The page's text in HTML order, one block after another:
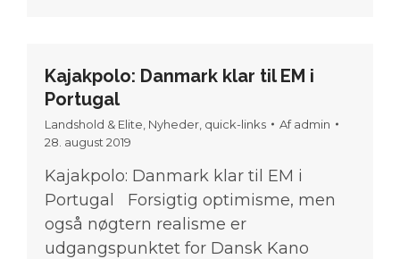
Kajakpolo: Danmark klar til EM i
Portugal
Landshold & Elite Nyheder quick-links Afadmin
28. august 2019
Kajakpolo: Danmark klar til EM i
Portugal Forsigtig optimisme, men
også nøgtern realisme er
udgangspunktet for Dansk Kano